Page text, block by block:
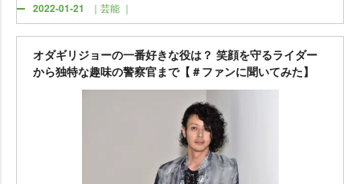
2022-01-21 ｜芸能 ｜
オダギリジョーの一番好きな役は？ 笑顔を守るライダー
から独特な趣味の警察官まで【＃ファンに聞いてみた】